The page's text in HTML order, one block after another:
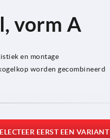
vorm A
en montage
worden gecombineerd
EERST EEN VARIANT